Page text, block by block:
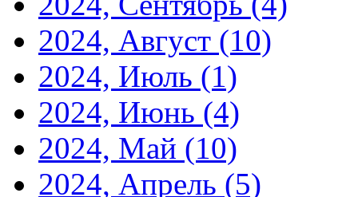
2024, Август (10)
2024, Июль (1)
2024, Июнь (4)
2024, Май (10)
2024, Апрель (5)